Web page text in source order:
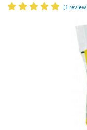
(1 review)